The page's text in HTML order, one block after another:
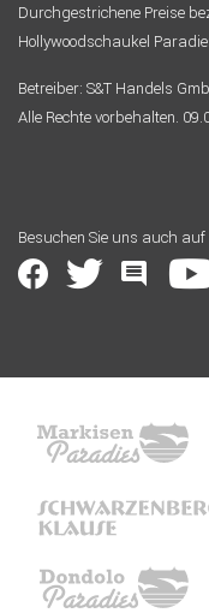
Durchgestrichene Preise
Hollywoodschaukel
Betreiber: S&T Handels
Alle Rechte vorbehalten.
Besuchen Sie uns auch auf